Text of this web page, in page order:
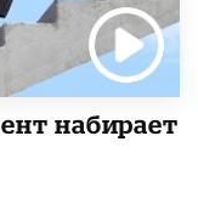
набирает